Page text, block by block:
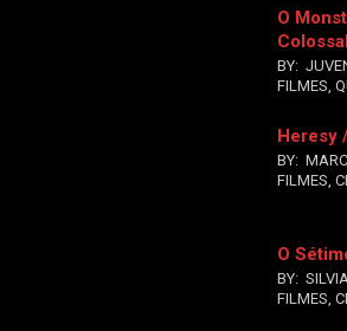
O
BY:
FILMES,
Heresy
BY:
FILMES,
O
BY:
FILMES,